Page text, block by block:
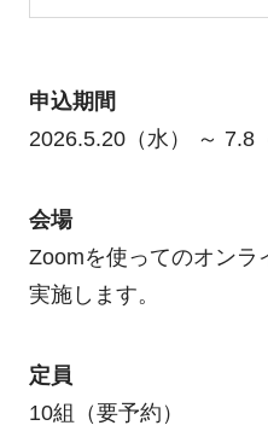
申込期間
2026.5.20（水） ～ 7.8
会場
Zoomを使ってのオンラ
実施します。
定員
10組（要予約）